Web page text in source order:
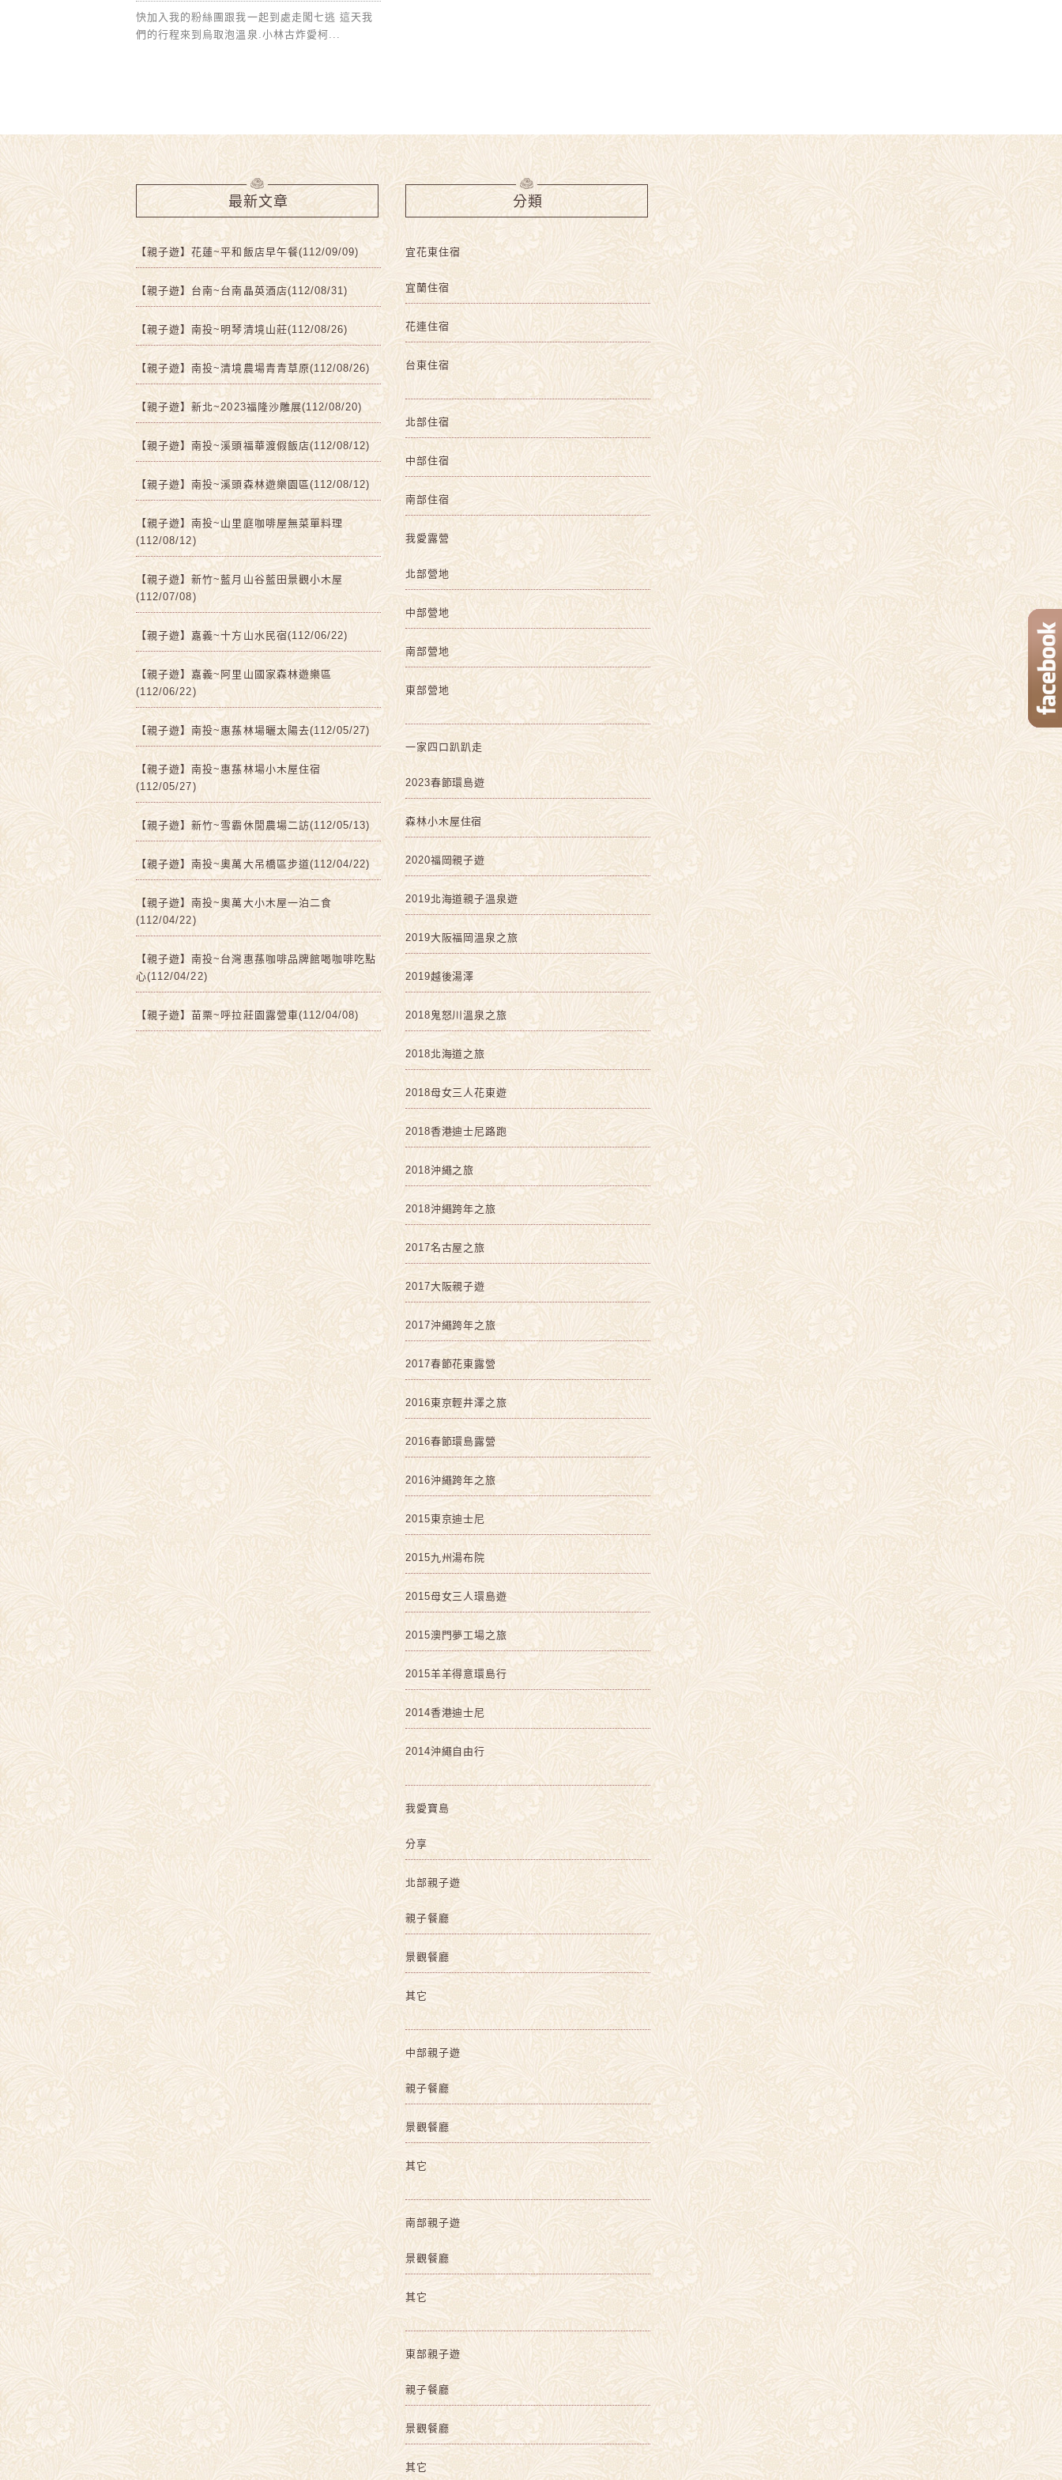
快加入我的粉絲團跟我一起到處走闖七逃 這天我
們的行程來到烏取泡溫泉.小林古炸愛柯...
最新文章
【親子遊】花蓮~平和飯店早午餐(112/09/09)
【親子遊】台南~台南晶英酒店(112/08/31)
【親子遊】南投~明琴清境山莊(112/08/26)
【親子遊】南投~清境農場青青草原(112/08/26)
【親子遊】新北~2023福隆沙雕展(112/08/20)
【親子遊】南投~溪頭福華渡假飯店(112/08/12)
【親子遊】南投~溪頭森林遊樂園區(112/08/12)
【親子遊】南投~山里庭咖啡屋無菜單料理
(112/08/12)
【親子遊】新竹~藍月山谷藍田景觀小木屋
(112/07/08)
【親子遊】嘉義~十方山水民宿(112/06/22)
【親子遊】嘉義~阿里山國家森林遊樂區
(112/06/22)
【親子遊】南投~惠蓀林場曬太陽去(112/05/27)
【親子遊】南投~惠蓀林場小木屋住宿
(112/05/27)
【親子遊】新竹~雪霸休閒農場二訪(112/05/13)
【親子遊】南投~奧萬大吊橋區步道(112/04/22)
【親子遊】南投~奧萬大小木屋一泊二食
(112/04/22)
【親子遊】南投~台灣惠蓀咖啡品牌館喝咖啡吃點
心(112/04/22)
【親子遊】苗栗~呼拉莊園露營車(112/04/08)
分類
宜花東住宿
宜蘭住宿
花連住宿
台東住宿
北部住宿
中部住宿
南部住宿
我愛露營
北部營地
中部營地
南部營地
東部營地
一家四口趴趴走
2023春節環島遊
森林小木屋住宿
2020福岡親子遊
2019北海道親子溫泉遊
2019大阪福岡溫泉之旅
2019越後湯澤
2018鬼怒川溫泉之旅
2018北海道之旅
2018母女三人花東遊
2018香港迪士尼路跑
2018沖繩之旅
2018沖繩跨年之旅
2017名古屋之旅
2017大阪親子遊
2017沖繩跨年之旅
2017春節花東露營
2016東京輕井澤之旅
2016春節環島露營
2016沖繩跨年之旅
2015東京迪士尼
2015九州湯布院
2015母女三人環島遊
2015澳門夢工場之旅
2015羊羊得意環島行
2014香港迪士尼
2014沖繩自由行
我愛寶島
分享
北部親子遊
親子餐廳
景觀餐廳
其它
中部親子遊
親子餐廳
景觀餐廳
其它
南部親子遊
景觀餐廳
其它
東部親子遊
親子餐廳
景觀餐廳
其它